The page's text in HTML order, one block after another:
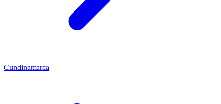
Cundinamarca